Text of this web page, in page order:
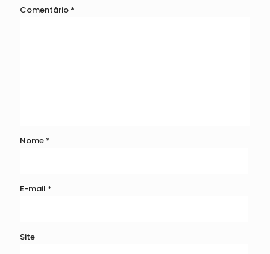
Comentário *
Nome *
E-mail *
Site